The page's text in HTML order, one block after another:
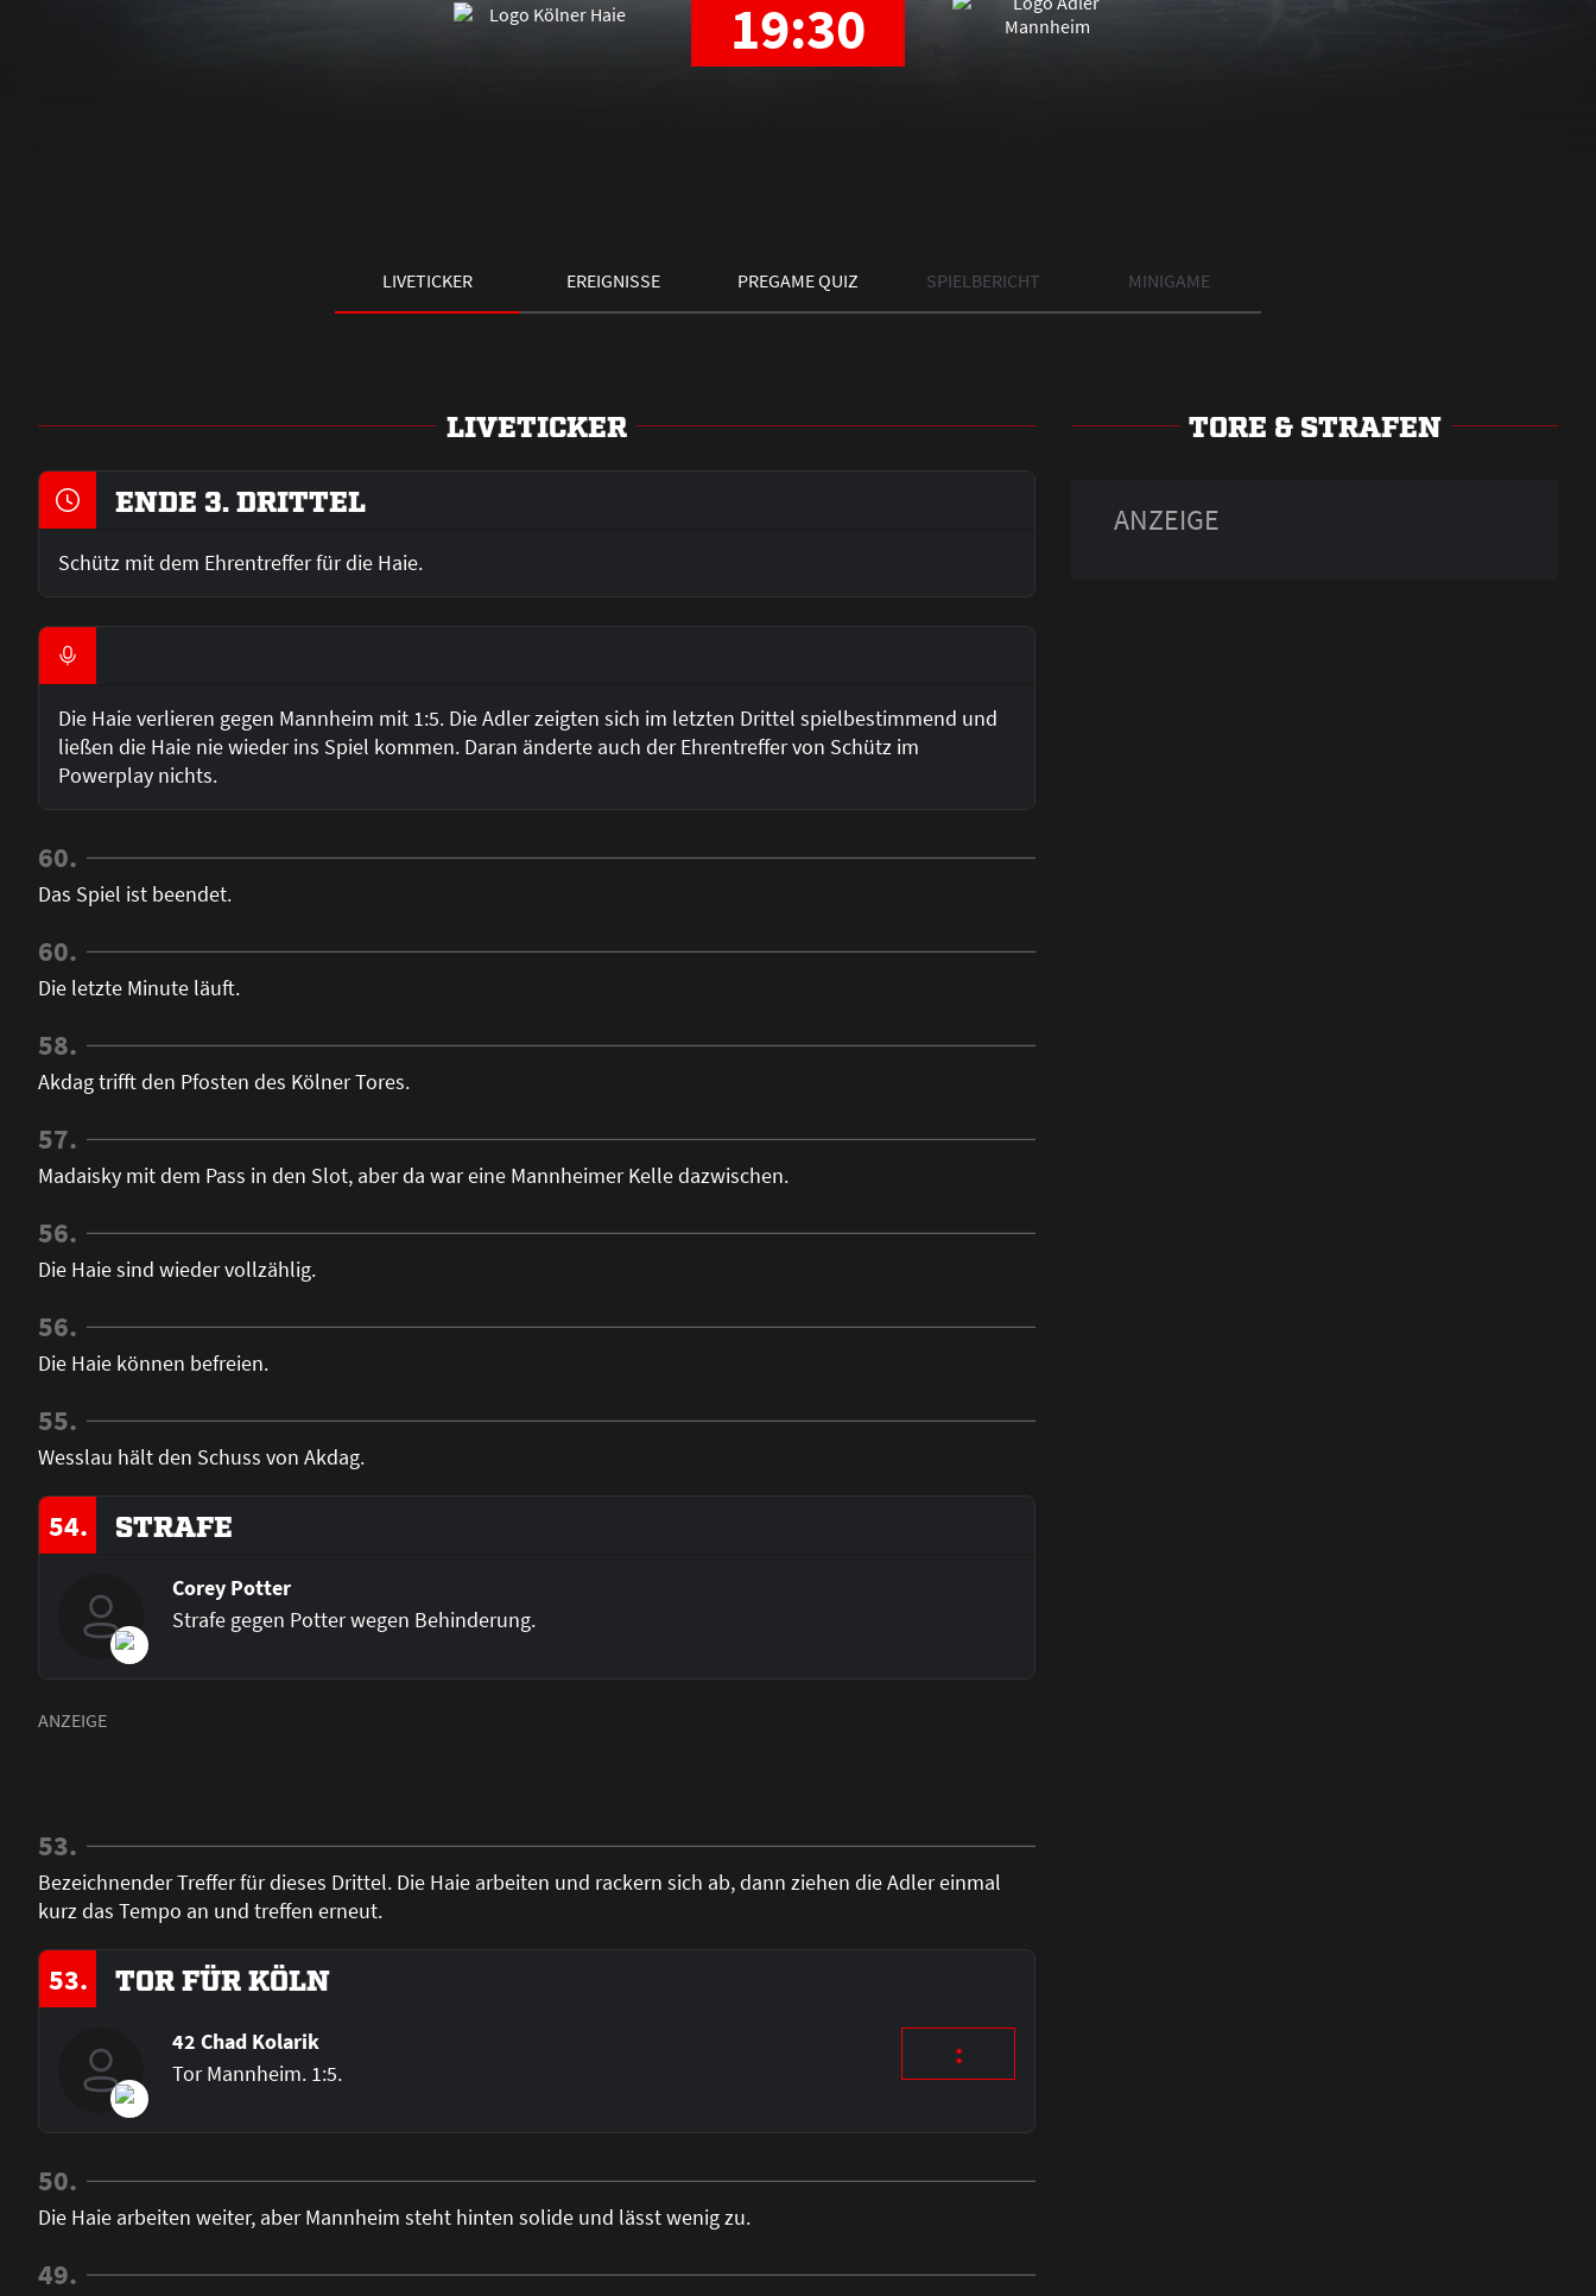
19:30
LIVETICKER EREIGNISSE PREGAME QUIZ SPIELBERICHT MINIGAME
LIVETICKER
ENDE 3. DRITTEL
Schütz mit dem Ehrentreffer für die Haie.
Die Haie verlieren gegen Mannheim mit 1:5. Die Adler zeigten sich im letzten Drittel spielbestimmend und
ließen die Haie nie wieder ins Spiel kommen. Daran änderte auch der Ehrentreffer von Schütz im
Powerplay nichts.
60.
Das Spiel ist beendet.
60.
Die letzte Minute läuft.
58.
Akdag trifft den Pfosten des Kölner Tores.
57.
Madaisky mit dem Pass in den Slot, aber da war eine Mannheimer Kelle dazwischen.
56.
Die Haie sind wieder vollzählig.
56.
Die Haie können befreien.
55.
Wesslau hält den Schuss von Akdag.
54. STRAFE
Corey Potter
Strafe gegen Potter wegen Behinderung.
53.
Bezeichnender Treffer für dieses Drittel. Die Haie arbeiten und rackern sich ab, dann ziehen die Adler einmal
kurz das Tempo an und treffen erneut.
53. TOR FÜR KÖLN
42 Chad Kolarik
Tor Mannheim. 1:5.
:
50.
Die Haie arbeiten weiter, aber Mannheim steht hinten solide und lässt wenig zu.
49.
TORE & STRAFEN